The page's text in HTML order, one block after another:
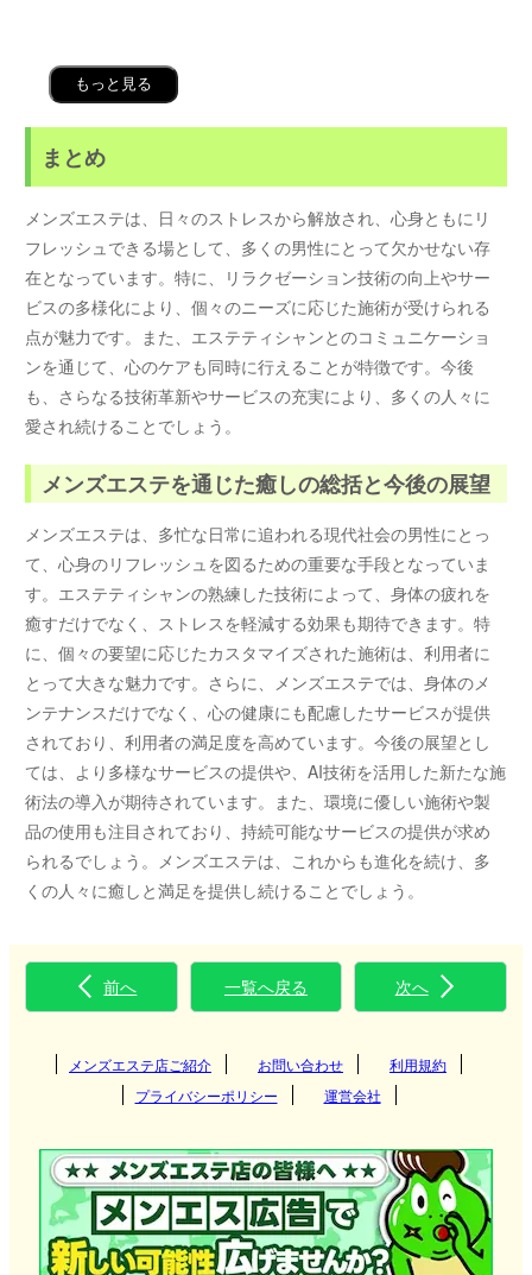
もっと見る
まとめ
メンズエステは、日々のストレスから解放され、心身ともにリ
フレッシュできる場として、多くの男性にとって欠かせない存
在となっています。特に、リラクゼーション技術の向上やサー
ビスの多様化により、個々のニーズに応じた施術が受けられる
点が魅力です。また、エステティシャンとのコミュニケーショ
ンを通じて、心のケアも同時に行えることが特徴です。今後
も、さらなる技術革新やサービスの充実により、多くの人々に
愛され続けることでしょう。
メンズエステを通じた癒しの総括と今後の展望
メンズエステは、多忙な日常に追われる現代社会の男性にとっ
て、心身のリフレッシュを図るための重要な手段となっていま
す。エステティシャンの熟練した技術によって、身体の疲れを
癒すだけでなく、ストレスを軽減する効果も期待できます。特
に、個々の要望に応じたカスタマイズされた施術は、利用者に
とって大きな魅力です。さらに、メンズエステでは、身体のメ
ンテナンスだけでなく、心の健康にも配慮したサービスが提供
されており、利用者の満足度を高めています。今後の展望とし
ては、より多様なサービスの提供や、AI技術を活用した新たな施
術法の導入が期待されています。また、環境に優しい施術や製
品の使用も注目されており、持続可能なサービスの提供が求め
られるでしょう。メンズエステは、これからも進化を続け、多
くの人々に癒しと満足を提供し続けることでしょう。
前へ 一覧へ戻る 次へ
メンズエステ店ご紹介 お問い合わせ
利用規約
プライバシーポリシー
運営会社